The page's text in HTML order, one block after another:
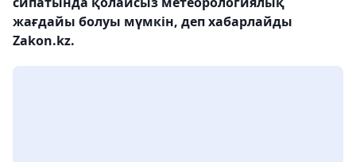
жағдайы болуы мүмкін, деп хабарлайды
Zakon.kz.